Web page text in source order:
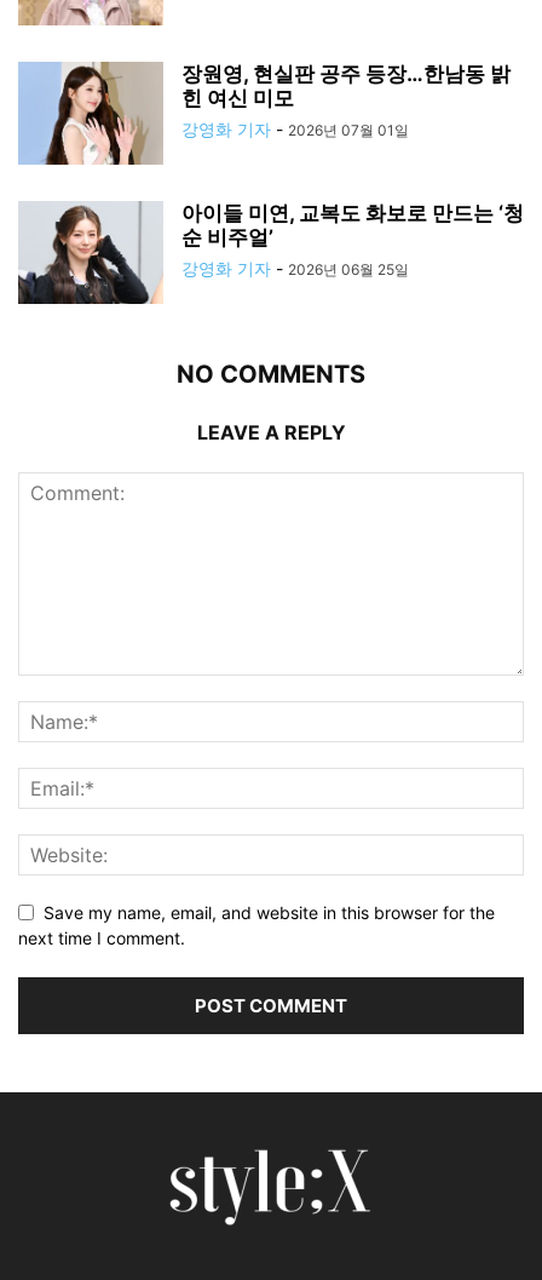
장원영, 현실판 공주 등장…한남동 밝
힌 여신 미모
강영화 기자 - 2026년 07월 01일
아이들 미연, 교복도 화보로 만드는 ‘청
순 비주얼’
강영화 기자 - 2026년 06월 25일
NO COMMENTS
LEAVE A REPLY
Save my name, email, and website in this browser for the
next time I comment.